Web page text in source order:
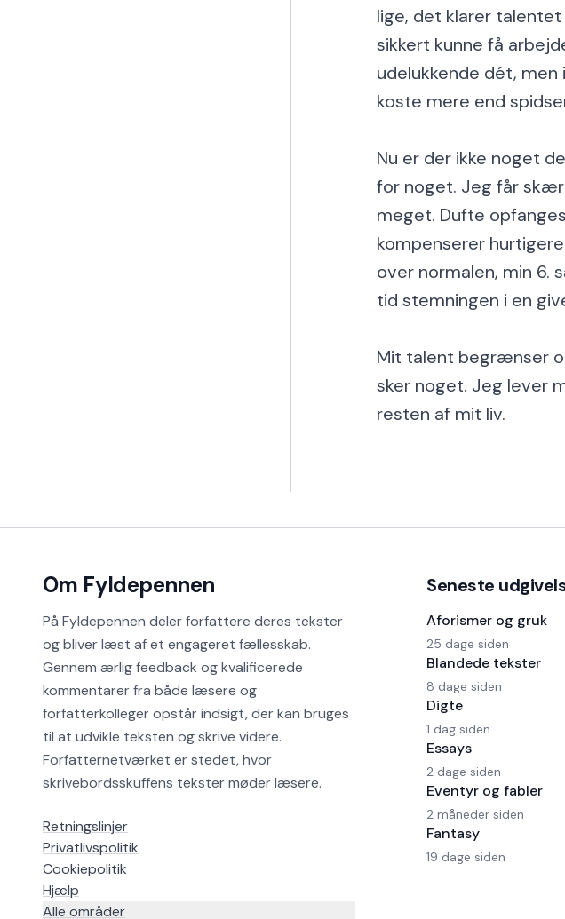
lige, det klarer
sikkert kunne få
udelukkende dét,
koste mere end
Nu er der ikke noget
for noget. Jeg får
meget. Dufte
kompenserer
over normalen, min 6.
tid stemningen i en
Mit talent begrænser
sker noget. Jeg lever
resten af mit liv.
Om Fyldepennen
På Fyldepennen deler forfattere deres tekster
og bliver læst af et engageret fællesskab.
Gennem ærlig feedback og kvalificerede
kommentarer fra både læsere og
forfatterkolleger opstår indsigt, der kan bruges
til at udvikle teksten og skrive videre.
Forfatternetværket er stedet, hvor
skrivebordsskuffens tekster møder læsere.
Retningslinjer
Privatlivspolitik
Cookiepolitik
Hjælp
Alle områder
Seneste
Aforismer og gruk
25 dage siden
Blandede tekster
8 dage siden
Digte
1 dag siden
Essays
2 dage siden
Eventyr og fabler
2 måneder siden
Fantasy
19 dage siden